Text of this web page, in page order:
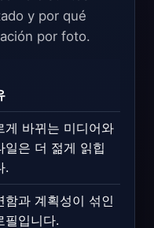
y por qué
por foto.
게 바뀌는 미디어와
일은 더 젊게 읽힙
.
함과 계획성이 섞인
필입니다.